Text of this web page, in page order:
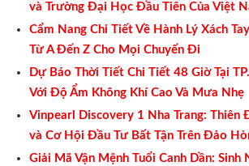
và Trường Đại Học Đầu Tiên Của Việt
Cẩm Nang Chi Tiết Về Hành Lý Xách
Từ A Đến Z Cho Mọi Chuyến Đi
Dự Báo Thời Tiết Chi Tiết 48 Giờ Tại
Với Độ Ẩm Không Khí Cao Và Mưa Nhẹ
Vinpearl Discovery 1 Nha Trang: Thiên
và Cơ Hội Đầu Tư Bất Tận Trên Đảo
Giải Mã Vận Mệnh Tuổi Canh Dần: Sinh